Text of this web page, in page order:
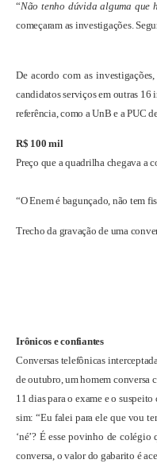
“Não tenho dúvida alguma que
começaram as investigações.
De acordo com as
candidatos serviços em outras 16
referência, como a UnB e a PUC
R$ 100 mil
Preço que a quadrilha chegava a
“O Enem é bagunçado, não tem
Trecho da gravação de uma
Irônicos e confiantes
Conversas telefônicas
de outubro, um homem conversa
11 dias para o exame e o
sim: “Eu falei para ele que vou
‘né’? É esse povinho de
conversa, o valor do gabarito é